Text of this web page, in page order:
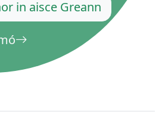
in aisce Greann